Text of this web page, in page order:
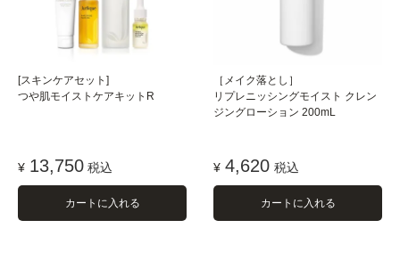
[スキンケアセット]
つや肌モイストケアキットR
¥ 13,750 税込
カートに入れる
［メイク落とし］
リプレニッシングモイスト クレン
ジングローション 200mL
¥ 4,620 税込
カートに入れる